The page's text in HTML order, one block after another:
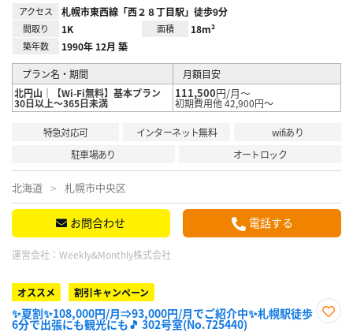
アクセス 札幌市東西線「西２８丁目駅」徒歩9分
間取り 1K 面積 18m²
築年数 1990年 12月 築
プラン名・期間
月額目安
北円山｜【Wi-Fi無料】基本プラン
30日以上～365日未満
111,500円/月～
初期費用他 42,900円～
特急対応可 インターネット無料
wifiあり
駐車場あり
オートロック
北海道 札幌市中央区
お問合わせ 電話する
運営会社： Weekly&Monthly株式会社
オススメ 割引キャンペーン
✨夏割✨108,000円/月⇒93,000円/月でご紹介中✨札幌駅徒歩
6分で出張にも観光にも🎵 302号室(No.725440)